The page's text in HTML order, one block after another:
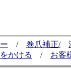
/ 巻爪補正/
かける / お客